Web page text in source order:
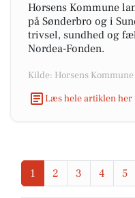
Horsens Kommune
på Sønderbro og i
trivsel, sundhed og
Nordea-Fonden.
Kilde: Horsens Kommune
Læs hele artiklen her
1 2 3 4 5